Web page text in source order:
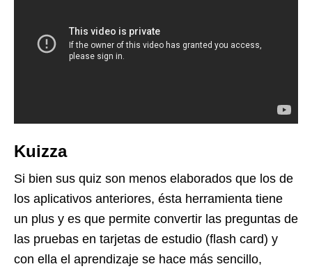
Kuizza
Si bien sus quiz son menos elaborados que los de
los aplicativos anteriores, ésta herramienta tiene
un plus y es que permite convertir las preguntas de
las pruebas en tarjetas de estudio (flash card) y
con ella el aprendizaje se hace más sencillo,